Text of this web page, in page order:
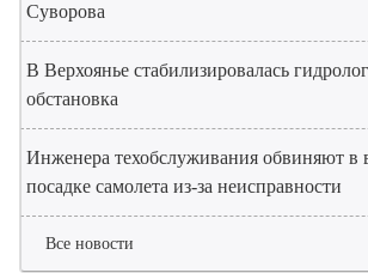
Суворова
В Верхоянье стабилизировалась
обстановка
Инженера техобслуживания обвиняют
посадке самолета из-за неисправности
Все новости